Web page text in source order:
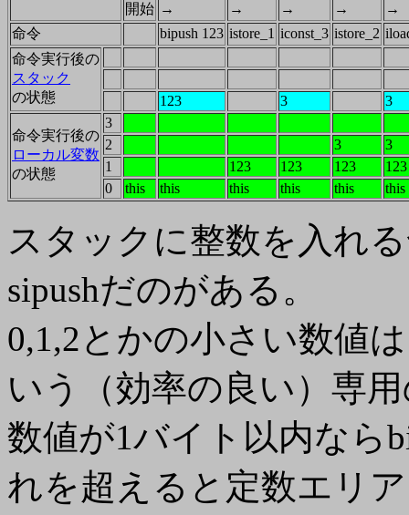
開始 → → → →
→
命令
bipush 123 istore_1 iconst_3 istore_2
命令実行後の
スタック
の状態
123 3 3
命令実行後の
ローカル変数
の状態
3
2
3
3
1
123 123 123
123
0
this this this this this this
スタックに整数を入れ
sipushだのがある。
0,1,2とかの小さい数値
いう（効率の良い）専
数値が1バイト以内なら
れを超えると定数エリ